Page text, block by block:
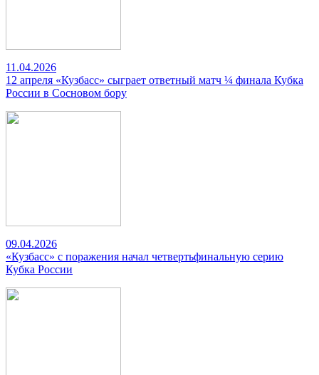
11.04.2026
12 апреля «Кузбасс» сыграет ответный матч ¼ финала Кубка
России в Сосновом бору
09.04.2026
«Кузбасс» с поражения начал четвертьфинальную серию
Кубка России